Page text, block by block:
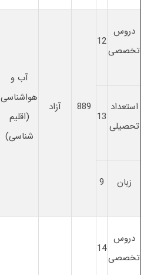
دروس
تخصصی
12
889 آزاد
آب و
هواشناسی
(اقلیم
شناسی)
استعداد
تحصیلی
13
زبان 9
دروس
تخصصی
14